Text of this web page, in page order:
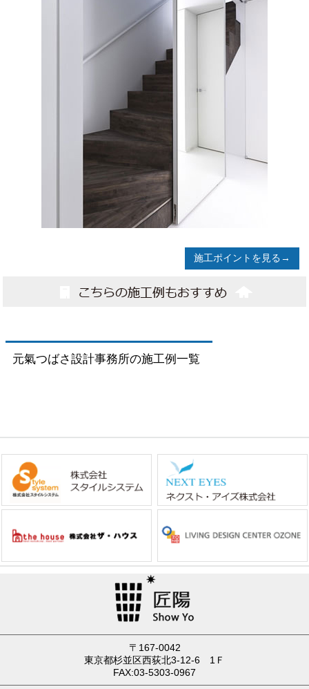
施工ポイントを見る→
元氣つばさ設計事務所の施工例一覧
〒167-0042
東京都杉並区西荻北3-12-6 1Ｆ
FAX:03-5303-0967